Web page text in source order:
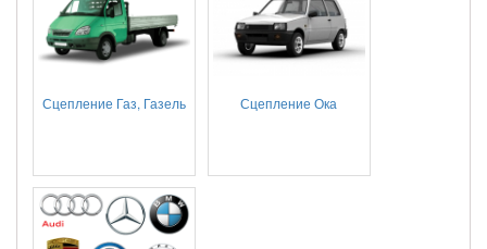
Сцепление Газ, Газель Сцепление Ока